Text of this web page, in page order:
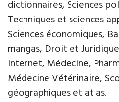
dictionnaires, Sciences
Techniques et sciences
Sciences économiques,
mangas, Droit et
Internet, Médecine,
Médecine Vétérinaire,
géographiques et atlas.